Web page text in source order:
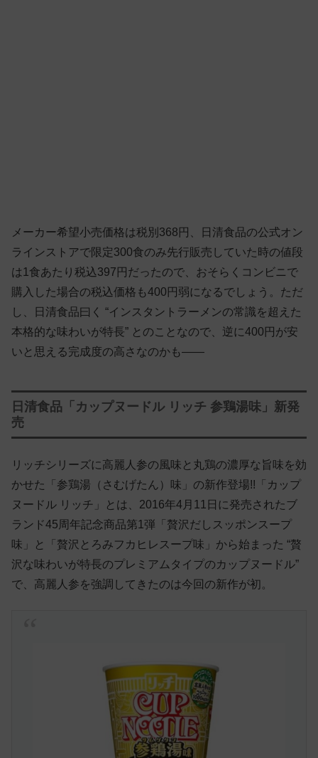
メーカー希望小売価格は税別368円、日清食品の公式オン
ラインストアで限定300食のみ先行販売していた時の値段
は1食あたり税込397円だったので、おそらくコンビニで
購入した場合の税込価格も400円弱になるでしょう。ただ
し、日清食品曰く “インスタントラーメンの常識を超えた
本格的な味わいが特長” とのことなので、逆に400円が安
いと思える完成度の高さなのかも——
日清食品「カップヌードル リッチ 参鶏湯味」新発
売
リッチシリーズに高麗人参の風味と丸鶏の濃厚な旨味を効
かせた「参鶏湯（さむげたん）味」の新作登場!!「カップ
ヌードル リッチ」とは、2016年4月11日に発売されたブ
ランド45周年記念商品第1弾「贅沢だしスッポンスープ
味」と「贅沢とろみフカヒレスープ味」から始まった “贅
沢な味わいが特長のプレミアムタイプのカップヌードル”
で、高麗人参を強調してきたのは今回の新作が初。